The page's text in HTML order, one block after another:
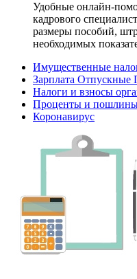
Удобные онлайн-
кадрового
размеры пособий,
необходимых
Имущественные
Зарплата Отпускные
Налоги и взносы
Проценты и
Коронавирус